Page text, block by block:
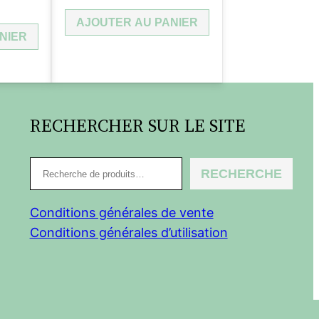
AJOUTER AU PANIER
RECHERCHER SUR LE SITE
e
c
h
RECHERCHE
Conditions générales de vente
Conditions générales d’utilisation